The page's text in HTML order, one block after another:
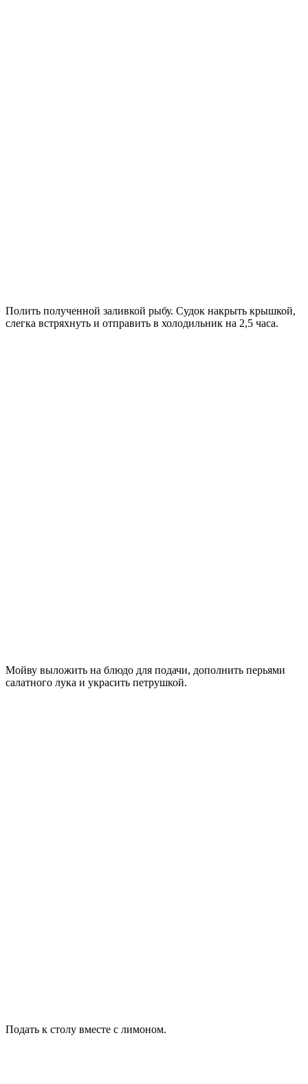
Полить полученной заливкой рыбу. Судок накрыть крышкой,
слегка встряхнуть и отправить в холодильник на 2,5 часа.
Мойву выложить на блюдо для подачи, дополнить перьями
салатного лука и украсить петрушкой.
Подать к столу вместе с лимоном.